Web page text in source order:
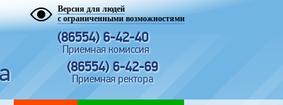
Версия для людей
с ограниченными возможностями
(86554) 6-42-40
Приемная комиссия
(86554) 6-42-69
Приемная ректора